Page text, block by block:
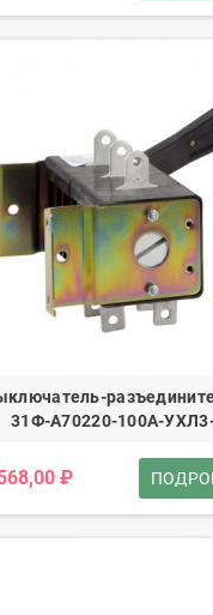
31Ф-А70220-100А-
₽